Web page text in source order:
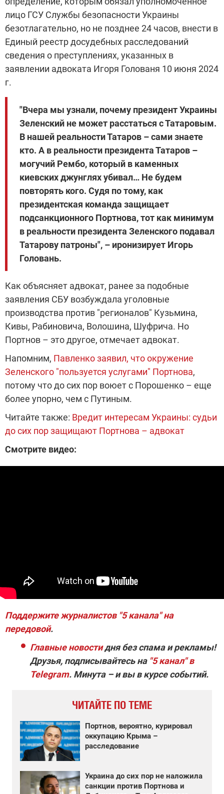
лицо ГСУ Службы безопасности Украины
безотлагательно, но не позднее 24 часов, внести в
Единый реестр досудебных расследований
сведения о преступлениях, указанных в
заявлении адвоката Игоря Голованя 10 июня 2024
г.
"Вчера мы узнали, почему президент Украины
Зеленский не может расстаться с Татаровым.
В нашей реальности Татаров – сами знаете
кто. А в реальности президента Татаров –
могучий Рембо, который в каменных
киевских джунглях убивал… Не будем
повторять кого. Судя по тому, как
президентская команда защищает
подсанкционного Портнова, тот как минимум
в реальности президента Зеленского подавал
Татарову патроны", – иронизирует Игорь
Головань.
Как объясняет адвокат, ранее за подобные
заявления СБУ возбуждала уголовные
производства против "регионалов" Кузьмина,
Кивы, Рабиновича, Волошина, Шуфрича. Но
Портнов – это другое, отмечает адвокат.
Напомним, Павленко заявил, что окружение
Зеленского "пользуется услугами" Портнова,
потому что до сих пор воюет с Порошенко – еще
более упорно, чем с Путиным.
Читайте также: Вредит интересам Украины: судьи
до сих пор защищают Портнова – адвокат
Смотрите видео:
Поддержите журналистов "5 канала" на
передовой.
Главные новостидня без спама и рекламы!
Друзья, подписывайтесь на "5 канал" в
Telegram. Минута – и вы в курсе событий.
ЧИТАЙТЕ ПО ТЕМЕ
Портнов, вероятно, курировал
оккупацию Крыма –
расследование
Украина до сих пор не наложила
санкции против Портнова и